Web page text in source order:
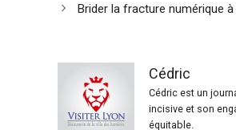
Brider la fracture numérique à
Cédric
Cédric est un
incisive et son
équitable.